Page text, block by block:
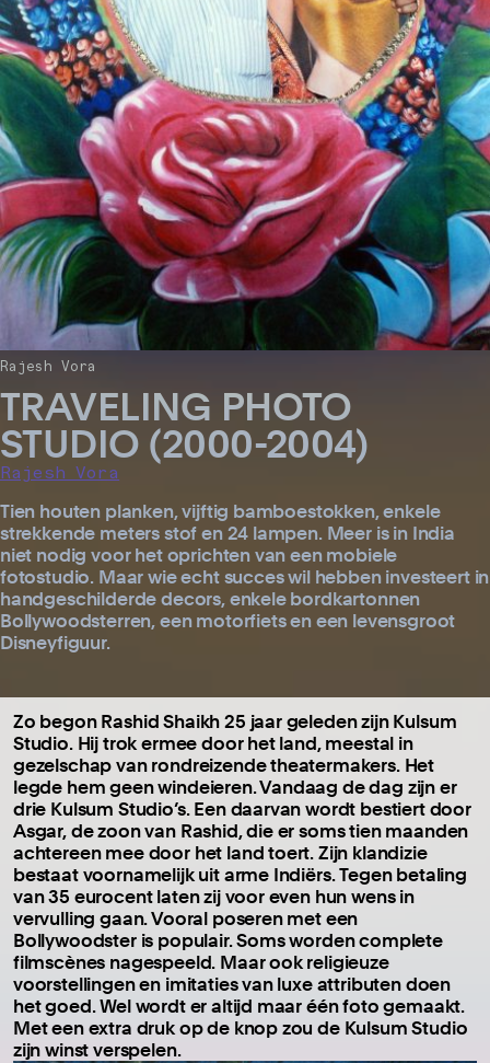
TRAVELING PHOTO
STUDIO (2000-2004)
Rajesh Vora
Tien houten planken, vijftig bamboestokken, enkele
strekkende meters stof en 24 lampen. Meer is in India
niet nodig voor het oprichten van een mobiele
fotostudio. Maar wie echt succes wil hebben investeert in
handgeschilderde decors, enkele bordkartonnen
Bollywoodsterren, een motorfiets en een levensgroot
Disneyfiguur.
Rajesh Vora
Zo begon Rashid Shaikh 25 jaar geleden zijn Kulsum
Studio. Hij trok ermee door het land, meestal in
gezelschap van rondreizende theatermakers. Het
legde hem geen windeieren. Vandaag de dag zijn er
drie Kulsum Studio’s. Een daarvan wordt bestiert door
Asgar, de zoon van Rashid, die er soms tien maanden
achtereen mee door het land toert. Zijn klandizie
bestaat voornamelijk uit arme Indiërs. Tegen betaling
van 35 eurocent laten zij voor even hun wens in
vervulling gaan. Vooral poseren met een
Bollywoodster is populair. Soms worden complete
filmscènes nagespeeld. Maar ook religieuze
voorstellingen en imitaties van luxe attributen doen
het goed. Wel wordt er altijd maar één foto gemaakt.
Met een extra druk op de knop zou de Kulsum Studio
zijn winst verspelen.